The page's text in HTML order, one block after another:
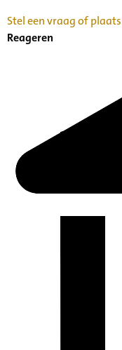
Stel een vraag of
Reageren